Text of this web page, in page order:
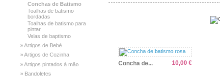
Conchas de Batismo
Toalhas de batismo
bordadas
Toalhas de batismo para
pintar
Velas de baptismo
» Artigos de Bebé
» Artigos de Cozinha
» Artigos pintados à mão
» Bandoletes
Concha de... 10,00 €